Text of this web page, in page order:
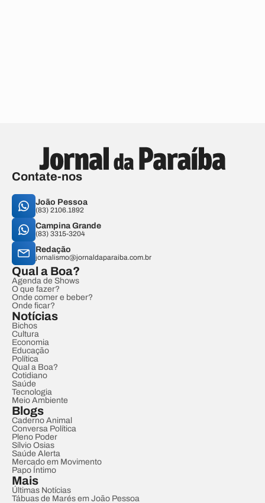
Contate-nos
João Pessoa
(83) 2106.1892
Campina Grande
(83) 3315-3204
Redação
jornalismo@jornaldaparaiba.com.br
Qual a Boa?
Agenda de Shows
O que fazer?
Onde comer e beber?
Onde ficar?
Notícias
Bichos
Cultura
Economia
Educação
Política
Qual a Boa?
Cotidiano
Saúde
Tecnologia
Meio Ambiente
Blogs
Caderno Animal
Conversa Política
Pleno Poder
Sílvio Osias
Saúde Alerta
Mercado em Movimento
Papo Íntimo
Mais
Últimas Notícias
Tábuas de Marés em João Pessoa